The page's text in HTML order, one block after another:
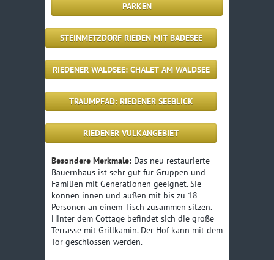
PARKEN
STEINMETZDORF RIEDEN MIT BADESEE
RIEDENER WALDSEE: CHALET AM WALDSEE
TRAUMPFAD: RIEDENER SEEBLICK
RIEDENER VULKANGEBIET
Besondere Merkmale: Das neu restaurierte
Bauernhaus ist sehr gut für Gruppen und
Familien mit Generationen geeignet. Sie
können innen und außen mit bis zu 18
Personen an einem Tisch zusammen sitzen.
Hinter dem Cottage befindet sich die große
Terrasse mit Grillkamin. Der Hof kann mit dem
Tor geschlossen werden.